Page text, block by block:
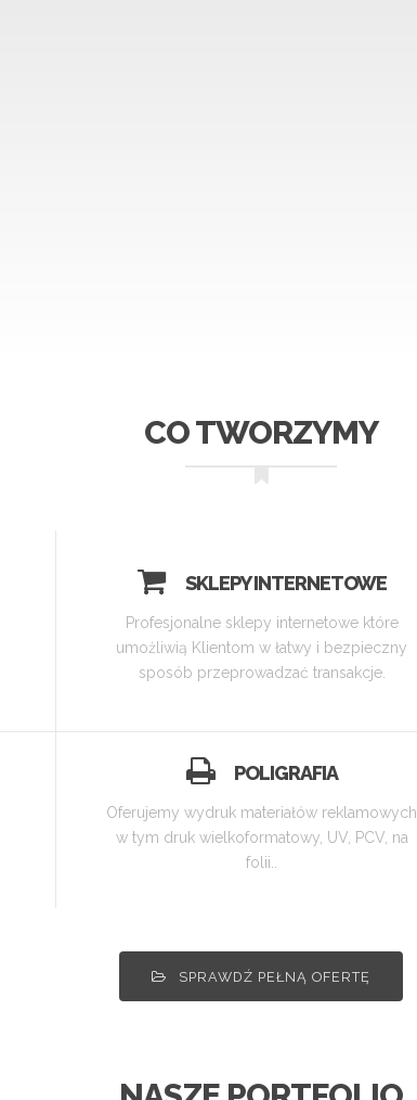
CO TWORZYMY
SKLEPY INTERNETOWE
Profesjonalne sklepy internetowe które
umożliwią Klientom w łatwy i bezpieczny
sposób przeprowadzać transakcje.
POLIGRAFIA
Oferujemy wydruk materiałów reklamowych
w tym druk wielkoformatowy, UV, PCV, na
folii..
SPRAWDŹ PEŁNĄ OFERTĘ